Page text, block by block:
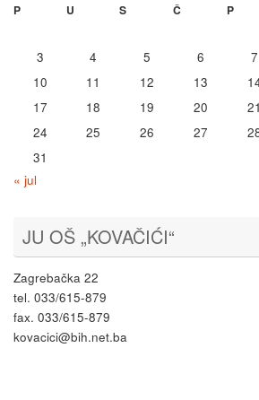
P
U S Č P
3
4 5 6 7
10
11 12 13
17
18 19 20 21
24
25 26 27
31
« jul
JU OŠ „KOVAČIĆI“
Zagrebačka 22
tel. 033/615-879
fax. 033/615-879
kovacici@bih.net.ba